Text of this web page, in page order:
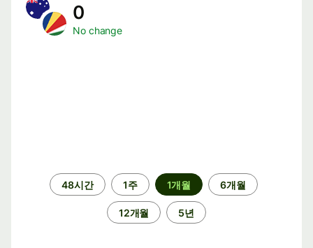
0
No change
48시간 1주 1개월 6개월
12개월 5년